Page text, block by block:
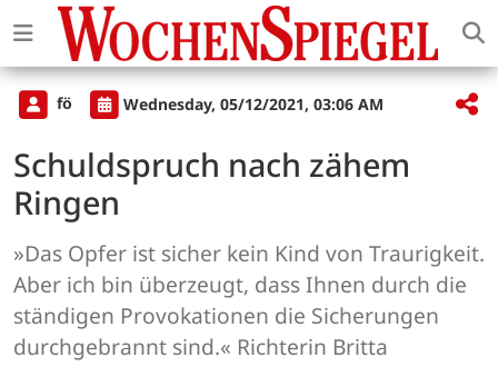
fö Wednesday, 05/12/2021, 03:06 AM
Schuldspruch nach zähem
Ringen
»Das Opfer ist sicher kein Kind von Traurigkeit.
Aber ich bin überzeugt, dass Ihnen durch die
ständigen Provokationen die Sicherungen
durchgebrannt sind.« Richterin Britta